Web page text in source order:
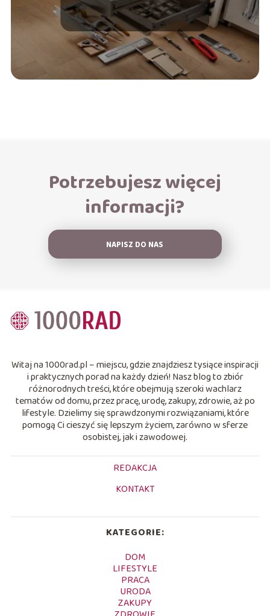
Potrzebujesz więcej
informacji?
NAPISZ DO NAS
Witaj na 1000rad.pl – miejscu, gdzie znajdziesz tysiące inspiracji
i praktycznych porad na każdy dzień! Nasz blog to zbiór
różnorodnych treści, które obejmują szeroki wachlarz
tematów od domu, przez pracę, urodę, zakupy, zdrowie, aż po
lifestyle. Dzielimy się sprawdzonymi rozwiązaniami, które
pomogą Ci cieszyć się lepszym życiem, zarówno w sferze
osobistej, jak i zawodowej.
REDAKCJA
KONTAKT
KATEGORIE:
DOM
LIFESTYLE
PRACA
URODA
ZAKUPY